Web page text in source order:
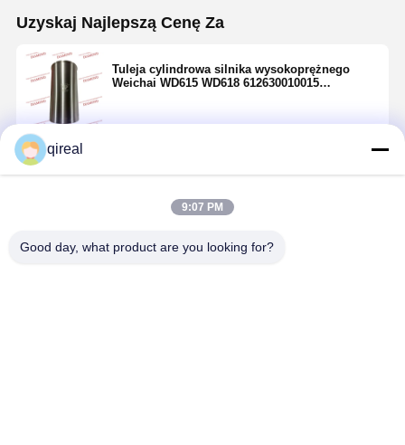
Uzyskaj Najlepszą Cenę Za
Tuleja cylindrowa silnika wysokoprężnego
Weichai WD615 WD618 612630010015
qireal
9:07 PM
Good day, what product are you looking for?